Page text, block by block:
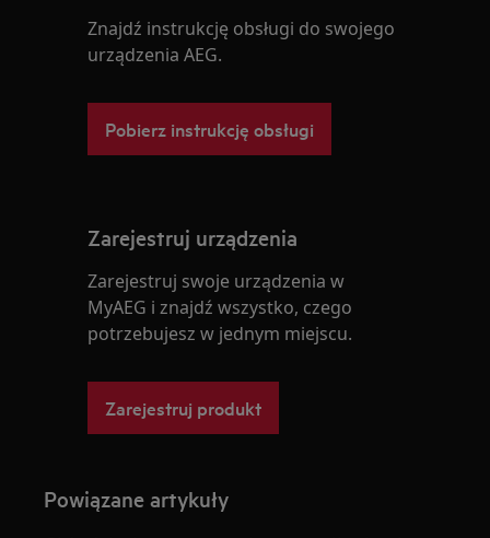
Znajdź instrukcję obsługi do swojego
urządzenia AEG.
Pobierz instrukcję obsługi
Zarejestruj urządzenia
Zarejestruj swoje urządzenia w
MyAEG i znajdź wszystko, czego
potrzebujesz w jednym miejscu.
Zarejestruj produkt
Powiązane artykuły